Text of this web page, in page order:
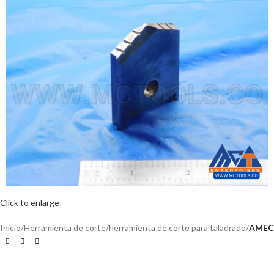
Click to enlarge
Inicio Herramienta de corte herramienta de corte para taladrado AMEC